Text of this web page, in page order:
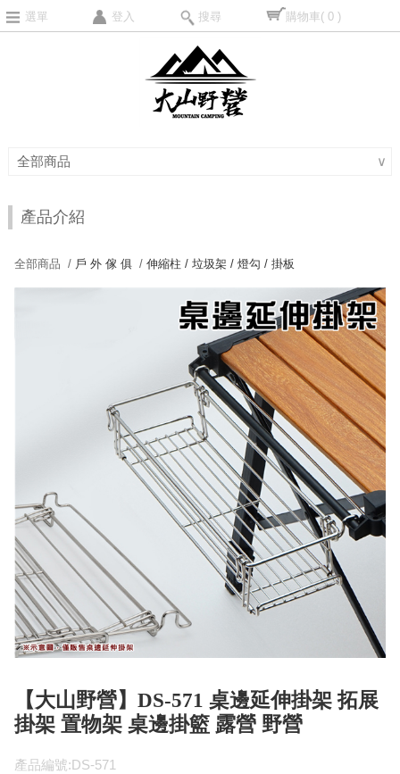
選單 登入 搜尋 購物車( 0 )
全部商品 ∨
產品介紹
全部商品 / 戶 外 傢 俱 /伸縮柱 / 垃圾架 / 燈勾 / 掛板
【大山野營】DS-571 桌邊延伸掛架 拓展
掛架 置物架 桌邊掛籃 露營 野營
產品編號:DS-571